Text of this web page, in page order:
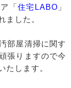
「住宅LABO 」
ました。
部屋清掃に関す
張りますので今
たします。